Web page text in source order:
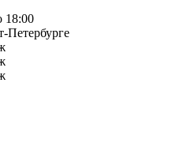
18:00
Петербурге